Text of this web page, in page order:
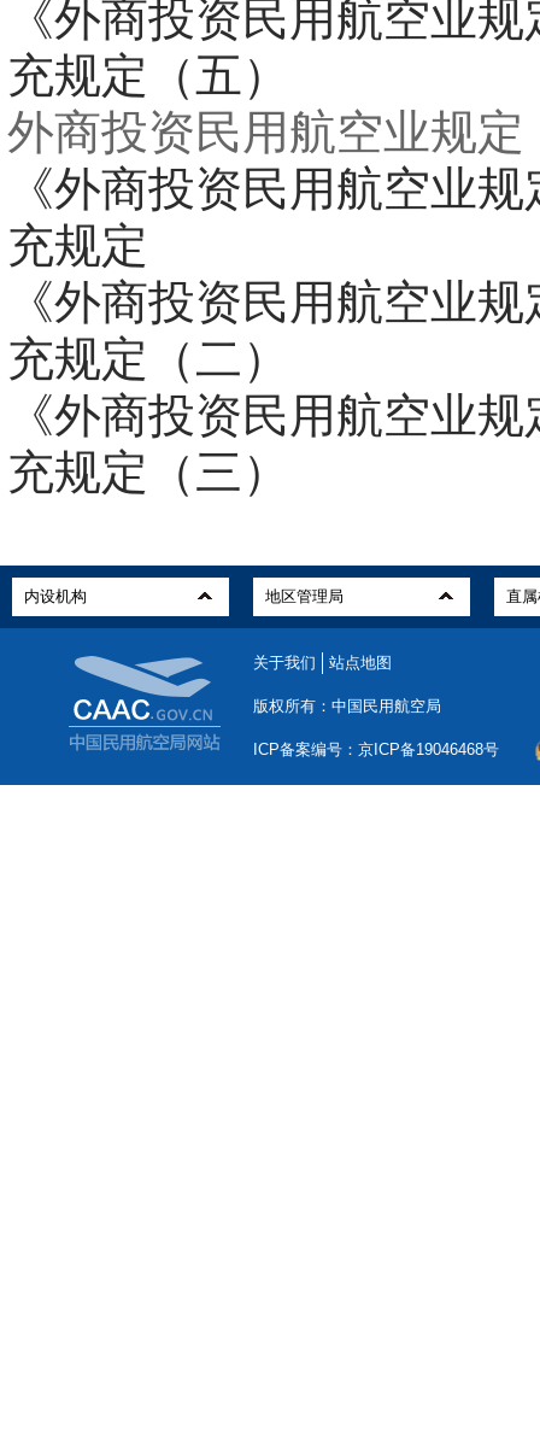
《外商投资民用航空业
充规定（五）
外商投资民用航空业规定
《外商投资民用航空业
充规定
《外商投资民用航空业
充规定（二）
《外商投资民用航空业
充规定（三）
关于我们 站点地图
版权所有：中国民用航空局
ICP备案编号：京ICP备19046468号